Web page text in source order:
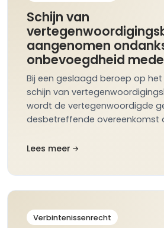
Schijn van
aangenomen
onbevoegdheid
Bij een geslaagd beroep op
schijn van
wordt de vertegenwoordigde
desbetreffende overeenkomst
Lees meer
Verbintenissenrecht